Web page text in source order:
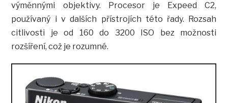
výměnnými objektivy. Procesor je Expeed C2,
používaný i v dalších přístrojích této řady. Rozsah
citlivosti je od 160 do 3200 ISO bez možnosti
rozšíření, což je rozumné.